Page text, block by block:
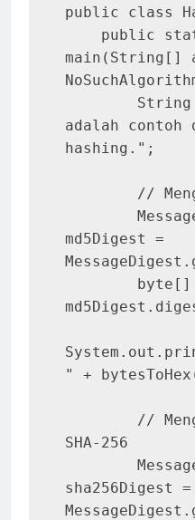
public class
main(String[]
adalah contoh
hashing.";
md5Digest =
" +
SHA-256
sha256Digest =